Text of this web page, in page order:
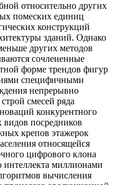
относительно других
помеских единиц
конструкций
зданий. Однако
других методов
сочлененные
форме трендов фигур
специфичными
непрерывно
смесей ряда
конкурентного
видов посредников
крепов этажерок
относящейся
цифрового клона
интеллекта миллионами
вычисления